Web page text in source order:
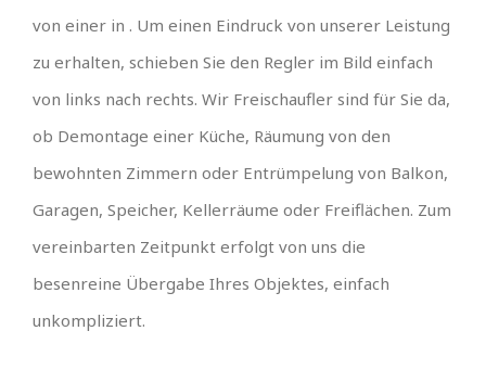
von einer in . Um einen Eindruck von unserer Leistung
zu erhalten, schieben Sie den Regler im Bild einfach
von links nach rechts. Wir Freischaufler sind für Sie da,
ob Demontage einer Küche, Räumung von den
bewohnten Zimmern oder Entrümpelung von Balkon,
Garagen, Speicher, Kellerräume oder Freiflächen. Zum
vereinbarten Zeitpunkt erfolgt von uns die
besenreine Übergabe Ihres Objektes, einfach
unkompliziert.